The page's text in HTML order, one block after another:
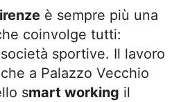
è sempre più una
coinvolge tutti:
sportive. Il lavoro
a Palazzo Vecchio
smart working il